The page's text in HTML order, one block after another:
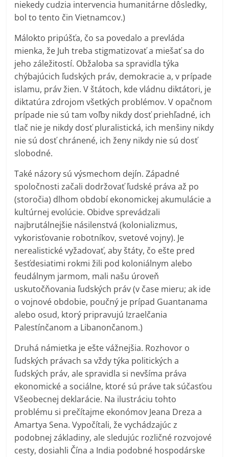
niekedy cudzia intervencia humanitárne dôsledky,
bol to tento čin Vietnamcov.)
Málokto pripúšťa, čo sa povedalo a prevláda
mienka, že Juh treba stigmatizovať a miešať sa do
jeho záležitostí. Obžaloba sa spravidla týka
chýbajúcich ľudských práv, demokracie a, v prípade
islamu, práv žien. V štátoch, kde vládnu diktátori, je
diktatúra zdrojom všetkých problémov. V opačnom
prípade nie sú tam voľby nikdy dosť priehľadné, ich
tlač nie je nikdy dosť pluralistická, ich menšiny nikdy
nie sú dosť chránené, ich ženy nikdy nie sú dosť
slobodné.
Také názory sú výsmechom dejín. Západné
spoločnosti začali dodržovať ľudské práva až po
(storočia) dlhom období ekonomickej akumulácie a
kultúrnej evolúcie. Obidve sprevádzali
najbrutálnejšie násilenstvá (kolonializmus,
vykorisťovanie robotníkov, svetové vojny). Je
nerealistické vyžadovať, aby štáty, čo ešte pred
šesťdesiatimi rokmi žili pod koloniálnym alebo
feudálnym jarmom, mali našu úroveň
uskutočňovania ľudských práv (v čase mieru; ak ide
o vojnové obdobie, poučný je prípad Guantanama
alebo osud, ktorý pripravujú Izraelčania
Palestínčanom a Libanončanom.)
Druhá námietka je ešte vážnejšia. Rozhovor o
ľudských právach sa vždy týka politických a
ľudských práv, ale spravidla si nevšíma práva
ekonomické a sociálne, ktoré sú práve tak súčasťou
Všeobecnej deklarácie. Na ilustráciu tohto
problému si prečítajme ekonómov Jeana Dreza a
Amartya Sena. Vypočítali, že vychádzajúc z
podobnej základiny, ale sledujúc rozličné rozvojové
cesty, dosiahli Čína a India podobné hospodárske